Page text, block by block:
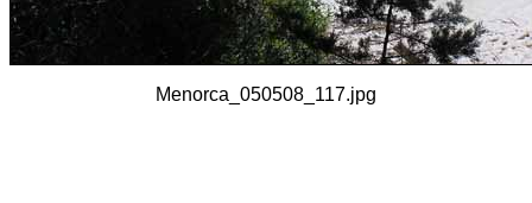
Menorca_050508_117.jpg